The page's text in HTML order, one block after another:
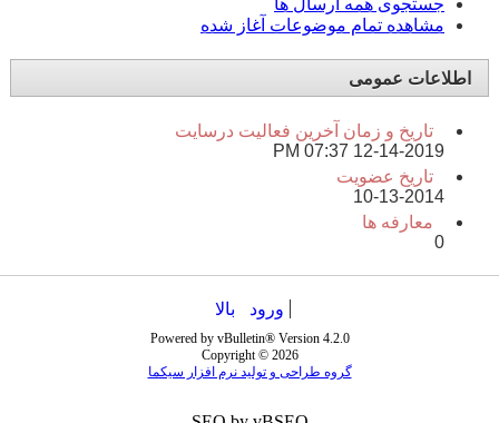
مشاهده تمام موضوعات آغاز شده
اطلاعات عمومی
تاریخ و زمان آخرین فعالیت درسایت
12-14-2019
07:37 PM
تاریخ عضویت
10-13-2014
معارفه ها
0
ورود بالا
Powered by vBulletin® Version 4.2.0
Copyright © 2026
گروه طراحی و تولید نرم افزار سیکما